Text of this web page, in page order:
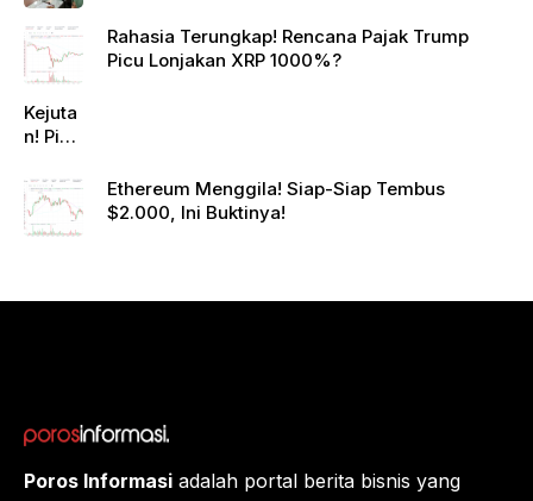
Rahasia Terungkap! Rencana Pajak Trump
Picu Lonjakan XRP 1000%?
Kejuta
n! Pi
rk
Gande
ng
Eropa,
Ethereum Menggila! Siap-Siap Tembus
$2.000, Ini Buktinya!
Poros Informasi adalah portal berita bisnis yang